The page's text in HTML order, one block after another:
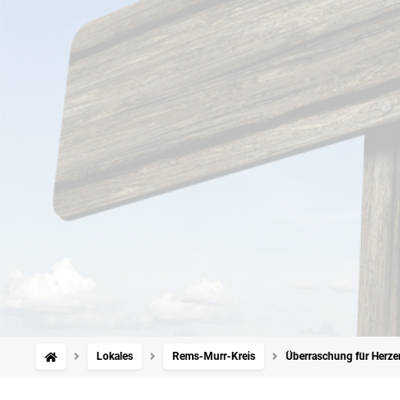
Lokales Rems-Murr-Kreis Überraschung für